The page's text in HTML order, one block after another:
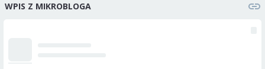
WPIS Z MIKROBLOGA